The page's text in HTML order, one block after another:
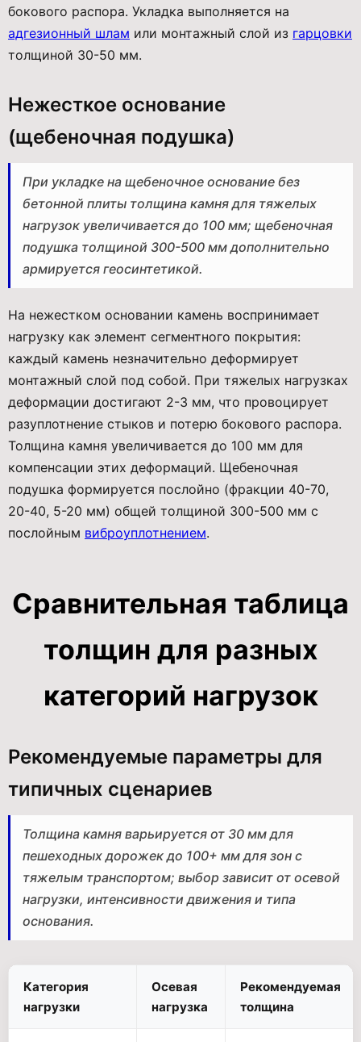
бокового распора. Укладка выполняется на
адгезионный шлам или монтажный слой из гарцовки
толщиной 30-50 мм.
Нежесткое основание
(щебеночная подушка)
При укладке на щебеночное основание без
бетонной плиты толщина камня для тяжелых
нагрузок увеличивается до 100 мм; щебеночная
подушка толщиной 300-500 мм дополнительно
армируется геосинтетикой.
На нежестком основании камень воспринимает
нагрузку как элемент сегментного покрытия:
каждый камень незначительно деформирует
монтажный слой под собой. При тяжелых нагрузках
деформации достигают 2-3 мм, что провоцирует
разуплотнение стыков и потерю бокового распора.
Толщина камня увеличивается до 100 мм для
компенсации этих деформаций. Щебеночная
подушка формируется послойно (фракции 40-70,
20-40, 5-20 мм) общей толщиной 300-500 мм с
послойным виброуплотнением.
Сравнительная таблица
толщин для разных
категорий нагрузок
Рекомендуемые параметры для
типичных сценариев
Толщина камня варьируется от 30 мм для
пешеходных дорожек до 100+ мм для зон с
тяжелым транспортом; выбор зависит от осевой
нагрузки, интенсивности движения и типа
основания.
Категория
нагрузки
Осевая
нагрузка
Рекомендуемая
толщина